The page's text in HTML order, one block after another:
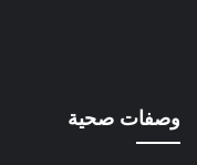
وصفات صحية